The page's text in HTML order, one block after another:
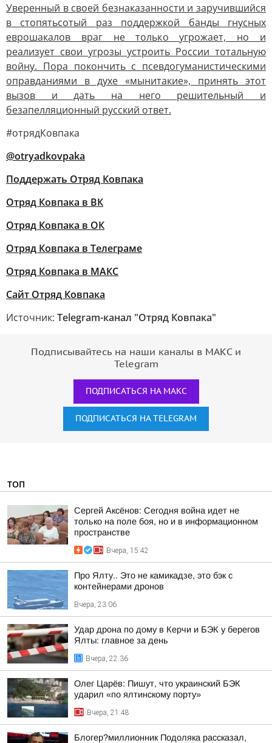
Уверенный в своей безнаказанности и заручившийся
в стопятьсотый раз поддержкой банды гнусных
еврошакалов враг не только угрожает, но и
реализует свои угрозы устроить России тотальную
войну. Пора покончить с псевдогуманистическими
оправданиями в духе «мынитакие», принять этот
вызов и дать на него решительный и
безапелляционный русский ответ.
#отрядКовпака
@otryadkovpaka
Поддержать Отряд Ковпака
Отряд Ковпака в ВК
Отряд Ковпака в ОК
Отряд Ковпака в Телеграме
Отряд Ковпака в МАКС
Сайт Отряд Ковпака
Источник: Telegram-канал "Отряд Ковпака"
Подписывайтесь на наши каналы в МАКС и
Telegram
ПОДПИСАТЬСЯ НА МАКС
ПОДПИСАТЬСЯ НА TELEGRAM
ТОП
Сергей Аксёнов: Сегодня война идет не
только на поле боя, но и в информационном
пространстве
Вчера, 15:42
Про Ялту.. Это не камикадзе, это бэк с
контейнерами дронов
Вчера, 23:06
Удар дрона по дому в Керчи и БЭК у берегов
Ялты: главное за день
Вчера, 22:36
Олег Царёв: Пишут, что украинский БЭК
ударил «по ялтинскому порту»
Вчера, 21:48
Блогер?миллионник Подоляка рассказал,